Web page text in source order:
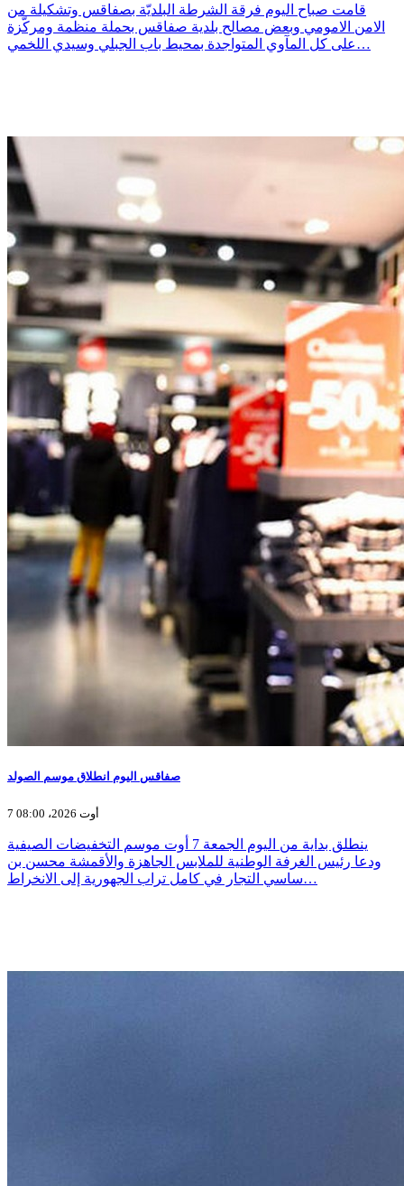
قامت صباح اليوم فرقة الشرطة البلديّة بصفاقس وتشكيلة من
الامن الامومي وبعض مصالح بلدية صفاقس بحملة منظمة ومركّزة
على كل المآوي المتواجدة بمحيط باب الجبلي وسيدي اللخمي…
صفاقس اليوم انطلاق موسم الصولد
7 أوت 2026، 08:00
ينطلق بداية من اليوم الجمعة 7 أوت موسم التخفيضات الصيفية
ودعا رئيس الغرفة الوطنية للملابس الجاهزة والأقمشة محسن بن
ساسي التجار في كامل تراب الجهورية إلى الانخراط…